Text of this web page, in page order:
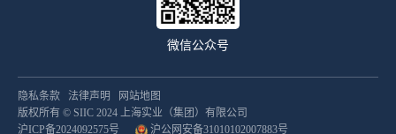
微信公众号
版权所有 © SIIC 2024 上海实业（集团）有限公司
沪ICP备2024092575号
沪公网安备31010102007883号
隐私条款 法律声明 网站地图